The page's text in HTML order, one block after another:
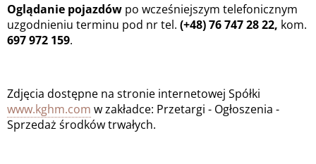
Oglądanie pojazdów po wcześniejszym telefonicznym
uzgodnieniu terminu pod nr tel. (+48) 76 747 28 22, kom.
697 972 159.
Zdjęcia dostępne na stronie internetowej Spółki
www.kghm.com w zakładce: Przetargi - Ogłoszenia -
Sprzedaż środków trwałych.